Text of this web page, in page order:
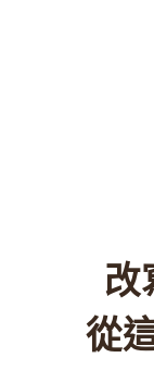
改
從